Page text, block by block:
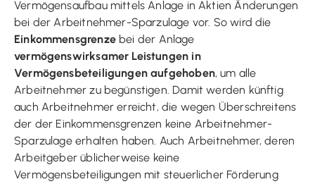
Vermögensaufbau mittels Anlage in Aktien Änderungen
bei der Arbeitnehmer-Sparzulage vor. So wird die
Einkommensgrenzebei der Anlage
vermögenswirksamer Leistungen in
Vermögensbeteiligungen aufgehoben, um alle
Arbeitnehmer zu begünstigen. Damit werden künftig
auch Arbeitnehmer erreicht, die wegen Überschreitens
der der Einkommensgrenzen keine Arbeitnehmer-
Sparzulage erhalten haben. Auch Arbeitnehmer, deren
Arbeitgeber üblicherweise keine
Vermögensbeteiligungen mit steuerlicher Förderung